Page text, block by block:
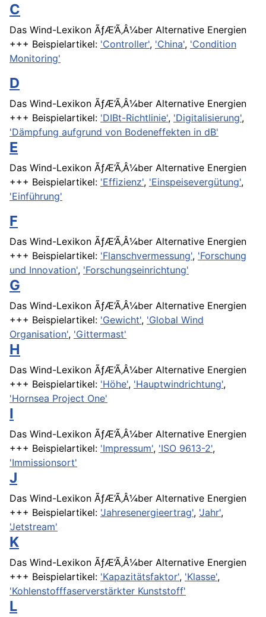
C
Das Wind-Lexikon ÃƒÆ’Ã‚Â¼ber Alternative Energien
+++ Beispielartikel: 'Controller', 'China', 'Condition
Monitoring'
D
Das Wind-Lexikon ÃƒÆ’Ã‚Â¼ber Alternative Energien
+++ Beispielartikel: 'DIBt-Richtlinie', 'Digitalisierung',
'Dämpfung aufgrund von Bodeneffekten in dB'
E
Das Wind-Lexikon ÃƒÆ’Ã‚Â¼ber Alternative Energien
+++ Beispielartikel: 'Effizienz', 'Einspeisevergütung',
'Einführung'
F
Das Wind-Lexikon ÃƒÆ’Ã‚Â¼ber Alternative Energien
+++ Beispielartikel: 'Flanschvermessung', 'Forschung
und Innovation', 'Forschungseinrichtung'
G
Das Wind-Lexikon ÃƒÆ’Ã‚Â¼ber Alternative Energien
+++ Beispielartikel: 'Gewicht', 'Global Wind
Organisation', 'Gittermast'
H
Das Wind-Lexikon ÃƒÆ’Ã‚Â¼ber Alternative Energien
+++ Beispielartikel: 'Höhe', 'Hauptwindrichtung',
'Hornsea Project One'
I
Das Wind-Lexikon ÃƒÆ’Ã‚Â¼ber Alternative Energien
+++ Beispielartikel: 'Impressum', 'ISO 9613-2',
'Immissionsort'
J
Das Wind-Lexikon ÃƒÆ’Ã‚Â¼ber Alternative Energien
+++ Beispielartikel: 'Jahresenergieertrag', 'Jahr',
'Jetstream'
K
Das Wind-Lexikon ÃƒÆ’Ã‚Â¼ber Alternative Energien
+++ Beispielartikel: 'Kapazitätsfaktor', 'Klasse',
'Kohlenstofffaserverstärkter Kunststoff'
L